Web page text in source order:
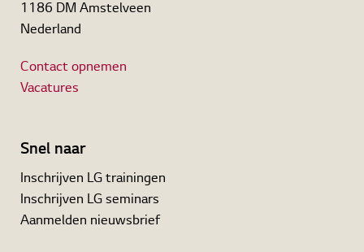
1186 DM Amstelveen
Nederland
Contact opnemen
Vacatures
Snel naar
Inschrijven LG trainingen
Inschrijven LG seminars
Aanmelden nieuwsbrief